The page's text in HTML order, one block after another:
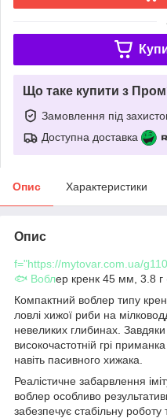
Що таке купити з
Замовлення під
Доступна доставка
Опис Характеристики
Опис
f="https://mytovar.com.ua/
🐟 Воблер кренк 45 мм, 3.8 г
Компактний воблер типу
ловлі хижої риби на
невеликих глибинах. Завдяки
високочастотній грі
навіть пасивного хижака.
Реалістичне забарвлення
воблер особливо
забезпечує стабільну